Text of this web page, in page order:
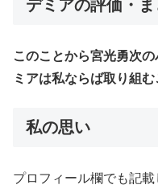
デミアの評価・
このことから宮光勇次
ミアは私ならば取り組む
私の思い
プロフィール欄でも記